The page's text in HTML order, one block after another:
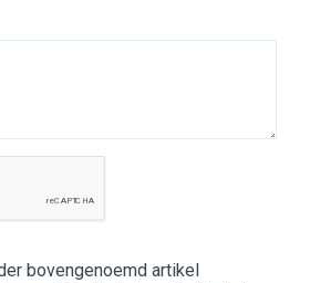
bovengenoemd artikel